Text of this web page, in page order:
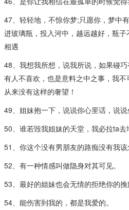
47、轻轻地，不惊你梦;只愿你，梦中
进玻璃瓶，投入河中，越远越好，瓶
相遇
48、我想我所想，说我所说，如果碰
有人不喜欢，也是意料之中之事，我
从来没有这样的奢望！
49、姐妹抱一下，说说你心里话，说说
50、谁若毁我姐妹的天堂，我必拉ta去
51、你这个没有男朋友的路痴没有我
52、有一种情感叫做隐身对其可见。
53、最好的姐妹也会无情的拒绝你的挽
54、能伤害到我的，都是我爱的。